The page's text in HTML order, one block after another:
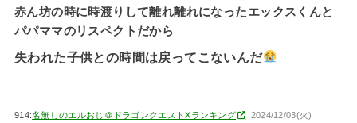
赤ん坊の時に時渡りして離れ離れになったエックスくんと
パパママのリスペクトだから
失われた子供との時間は戻ってこないんだ
914:名無しのエルおじ＠ドラゴンクエストXランキング 2024/12/03(火)